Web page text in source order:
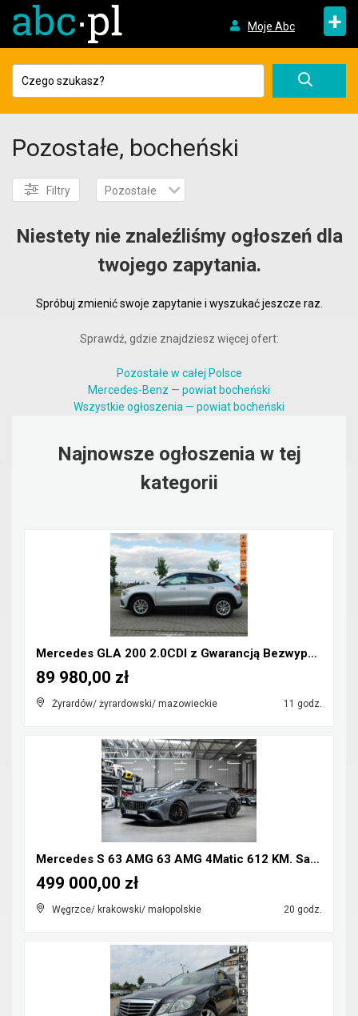
Moje Abc +
Pozostałe, bocheński
Filtry Pozostałe
Niestety nie znaleźliśmy ogłoszeń dla
twojego zapytania.
Spróbuj zmienić swoje zapytanie i wyszukać jeszcze raz.
Sprawdź, gdzie znajdziesz więcej ofert:
Pozostałe w całej Polsce
Mercedes-Benz — powiat bocheński
Wszystkie ogłoszenia — powiat bocheński
Najnowsze ogłoszenia w tej
kategorii
Mercedes GLA 200 2.0CDI z Gwarancją Bezwypadkowy
Żyrardów/ żyrardowski/ mazowieckie 11 godz.
89 980,00 zł
Mercedes S 63 AMG 63 AMG 4Matic 612 KM. Salon Pols...
Węgrzce/ krakowski/ małopolskie 20 godz.
499 000,00 zł